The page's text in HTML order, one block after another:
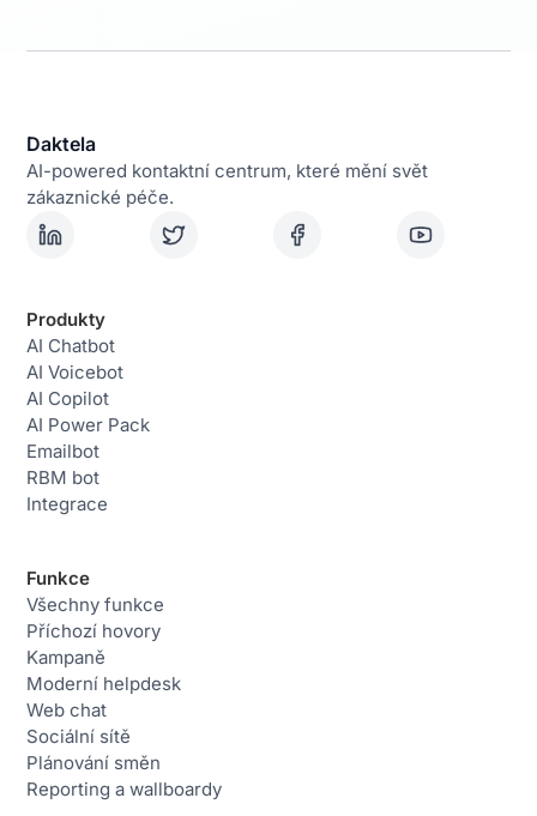
Daktela
AI-powered kontaktní centrum, které mění svět
zákaznické péče.
Produkty
AI Chatbot
AI Voicebot
AI Copilot
AI Power Pack
Emailbot
RBM bot
Integrace
Funkce
Všechny funkce
Příchozí hovory
Kampaně
Moderní helpdesk
Web chat
Sociální sítě
Plánování směn
Reporting a wallboardy